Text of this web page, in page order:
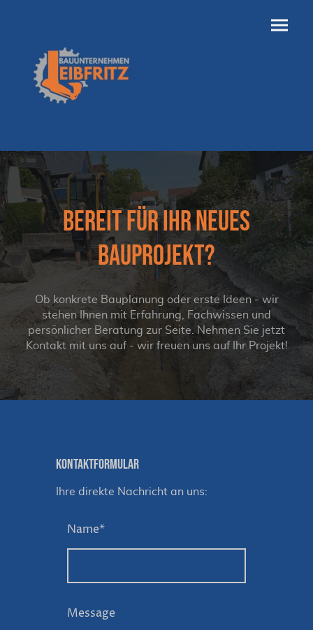
BEREIT FÜR IHR NEUES
BAUPROJEKT?
Ob konkrete Bauplanung oder erste Ideen - wir
stehen Ihnen mit Erfahrung, Fachwissen und
persönlicher Beratung zur Seite. Nehmen Sie jetzt
Kontakt mit uns auf - wir freuen uns auf Ihr Projekt!
KONTAKTFORMULAR
Ihre direkte Nachricht an uns:
Name*
Message